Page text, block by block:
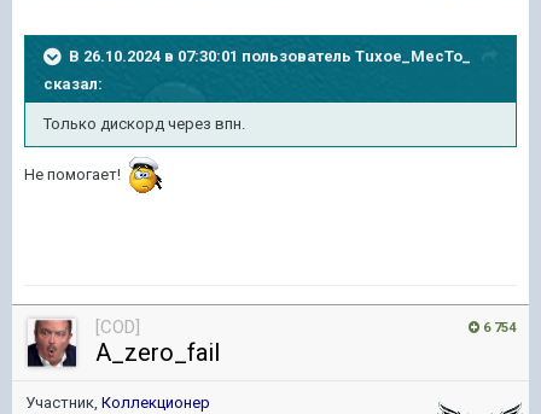
В 26.10.2024 в 07:30:01 пользователь Tuxoe_MecTo_
сказал:
Только дискорд через впн.
Не помогает!
6 754
[COD]
A_zero_fail
Участник, Коллекционер